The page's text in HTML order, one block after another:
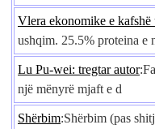
Vlera ekonomike e kafshë
ushqim. 25.5% proteina e
Lu Pu-wei: tregtar autor
një mënyrë mjaft e d
Shërbim:Shërbim (pas